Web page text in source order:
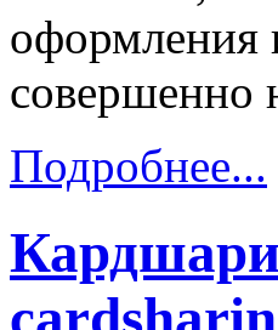
оформления
совершенно
Подробнее...